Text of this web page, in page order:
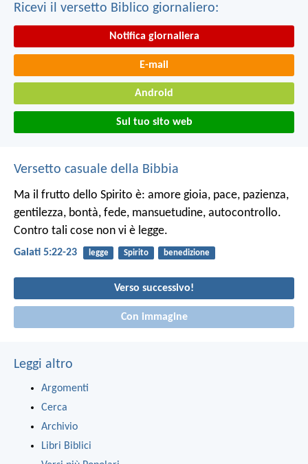
Ricevi il versetto Biblico giornaliero:
Notifica giornaliera
E-mail
Android
Sul tuo sito web
Versetto casuale della Bibbia
Ma il frutto dello Spirito è: amore gioia, pace, pazienza,
gentilezza, bontà, fede, mansuetudine, autocontrollo.
Contro tali cose non vi è legge.
Galati 5:22-23 legge Spirito benedizione
Verso successivo!
Con immagine
Leggi altro
Argomenti
Cerca
Archivio
Libri Biblici